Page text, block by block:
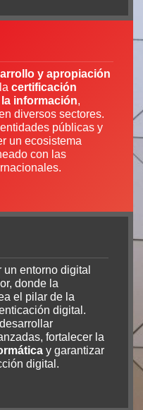
y apropiación
certificación
información,
diversos sectores.
públicas y
un ecosistema
con las
entorno digital
donde la
el pilar de la
digital.
fortalecer la
y garantizar
digital.